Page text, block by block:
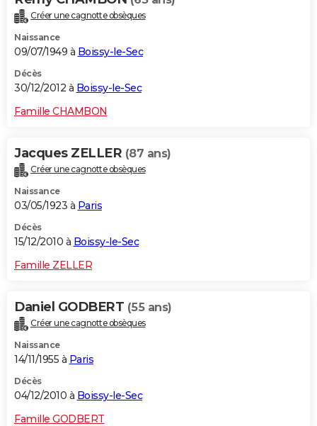
Créer une cagnotte obsèques
Naissance
09/07/1949 à Boissy-le-Sec
Décès
30/12/2012 à Boissy-le-Sec
Famille CHAMBON
Jacques ZELLER (87 ans)
Créer une cagnotte obsèques
Naissance
03/05/1923 à Paris
Décès
15/12/2010 à Boissy-le-Sec
Famille ZELLER
Daniel GODBERT (55 ans)
Créer une cagnotte obsèques
Naissance
14/11/1955 à Paris
Décès
04/12/2010 à Boissy-le-Sec
Famille GODBERT